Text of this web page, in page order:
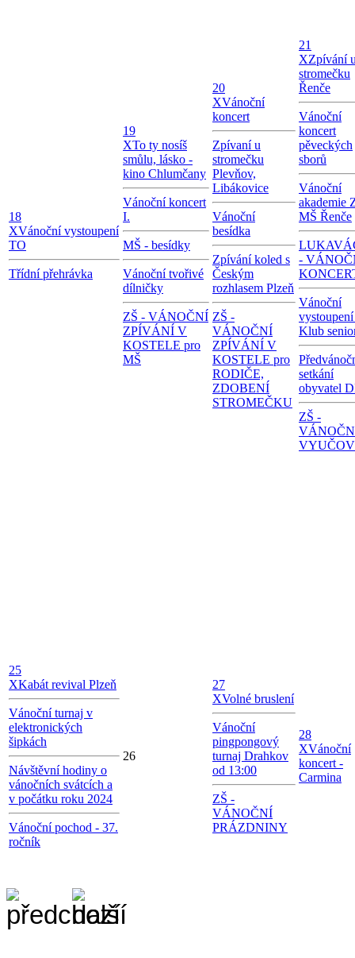
18
XVánoční vystoupení
TO
Třídní přehrávka
19
XTo ty nosíš
smůlu, lásko -
kino Chlumčany
Vánoční koncert
I.
MŠ - besídky
Vánoční tvořivé
dílničky
ZŠ - VÁNOČNÍ
ZPÍVÁNÍ V
KOSTELE pro
MŠ
20
XVánoční
koncert
Zpívaní u
stromečku
Plevňov,
Libákovice
Vánoční
besídka
Zpívání koled s
Českým
rozhlasem Plzeň
ZŠ -
VÁNOČNÍ
ZPÍVÁNÍ V
KOSTELE pro
RODIČE,
ZDOBENÍ
STROMEČKU
21
XZpívání
stromečku
Řenče
Vánoční
koncert
pěveckých
sborů
Vánoční
akademie
MŠ Řenče
-
Vánoční
Klub
setkání
obyvatel
ZŠ -
25
XKabát revival Plzeň
Vánoční turnaj v
elektronických
šipkách
Návštěvní hodiny o
vánočních svátcích a
v počátku roku 2024
Vánoční pochod - 37.
ročník
26
27
XVolné bruslení
Vánoční
pingpongový
turnaj Drahkov
od 13:00
ZŠ -
VÁNOČNÍ
PRÁZDNINY
28
XVánoční
koncert -
Carmina